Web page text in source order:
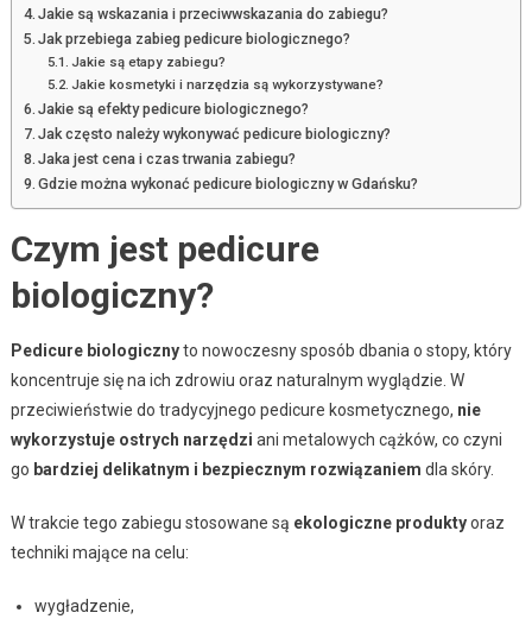
Jakie są wskazania i przeciwwskazania do zabiegu?
Jak przebiega zabieg pedicure biologicznego?
Jakie są etapy zabiegu?
Jakie kosmetyki i narzędzia są wykorzystywane?
Jakie są efekty pedicure biologicznego?
Jak często należy wykonywać pedicure biologiczny?
Jaka jest cena i czas trwania zabiegu?
Gdzie można wykonać pedicure biologiczny w Gdańsku?
Czym jest pedicure
biologiczny?
Pedicure biologicznyto nowoczesny sposób dbania o stopy, który
koncentruje się na ich zdrowiu oraz naturalnym wyglądzie. W
przeciwieństwie do tradycyjnego pedicure kosmetycznego, nie
wykorzystuje ostrych narzędzi ani metalowych cążków, co czyni
go bardziej delikatnym i bezpiecznym rozwiązaniem dla skóry.
W trakcie tego zabiegu stosowane są ekologiczne produktyoraz
techniki mające na celu:
wygładzenie,